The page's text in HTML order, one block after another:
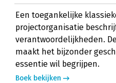
Een toegankelijke
projectorganisatie
verantwoordelijkheden.
maakt het bijzonder
essentie wil begrijpen.
Boek bekijken